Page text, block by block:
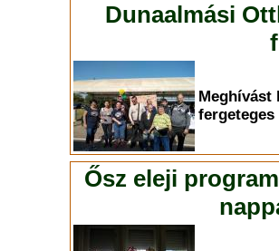
Dunaalmási
Meghívást
Ősz eleji